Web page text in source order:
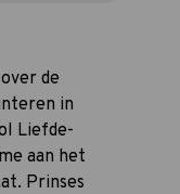
de
in
Liefde-
aan het
Prinses